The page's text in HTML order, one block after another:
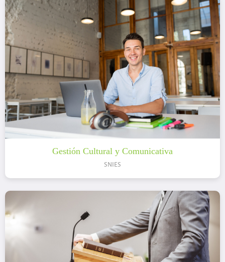
Gestión Cultural y Comunicativa
SNIES